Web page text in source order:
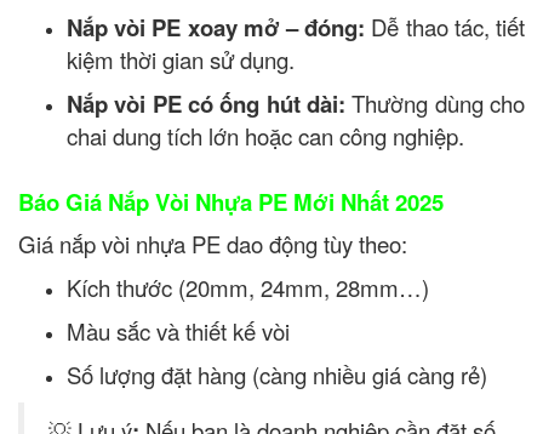
Nắp vòi PE xoay mở – đóng: Dễ thao tác, tiết
kiệm thời gian sử dụng.
Nắp vòi PE có ống hút dài: Thường dùng cho
chai dung tích lớn hoặc can công nghiệp.
Báo Giá Nắp Vòi Nhựa PE Mới Nhất 2025
Giá nắp vòi nhựa PE dao động tùy theo:
Kích thước (20mm, 24mm, 28mm…)
Màu sắc và thiết kế vòi
Số lượng đặt hàng (càng nhiều giá càng rẻ)